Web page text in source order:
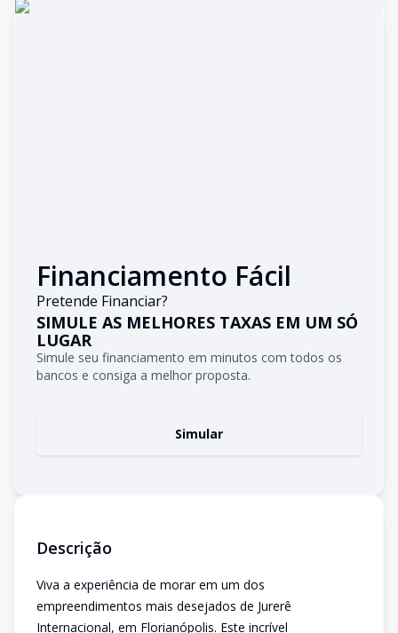
Financiamento Fácil
Pretende Financiar?
SIMULE AS MELHORES TAXAS EM UM SÓ
LUGAR
Simule seu financiamento em minutos com todos os
bancos e consiga a melhor proposta.
Simular
Descrição
Viva a experiência de morar em um dos
empreendimentos mais desejados de Jurerê
Internacional, em Florianópolis. Este incrível